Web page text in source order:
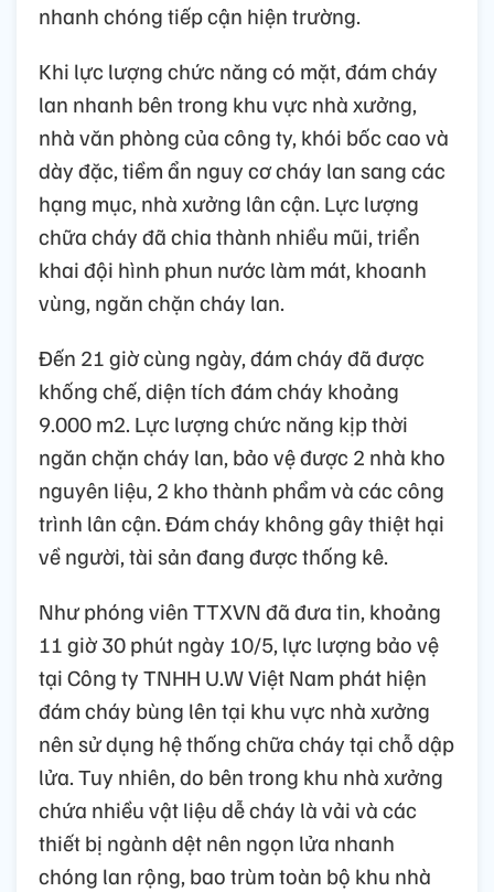
nhanh chóng tiếp cận hiện trường.
Khi lực lượng chức năng có mặt, đám cháy
lan nhanh bên trong khu vực nhà xưởng,
nhà văn phòng của công ty, khói bốc cao và
dày đặc, tiềm ẩn nguy cơ cháy lan sang các
hạng mục, nhà xưởng lân cận. Lực lượng
chữa cháy đã chia thành nhiều mũi, triển
khai đội hình phun nước làm mát, khoanh
vùng, ngăn chặn cháy lan.
Đến 21 giờ cùng ngày, đám cháy đã được
khống chế, diện tích đám cháy khoảng
9.000 m2. Lực lượng chức năng kịp thời
ngăn chặn cháy lan, bảo vệ được 2 nhà kho
nguyên liệu, 2 kho thành phẩm và các công
trình lân cận. Đám cháy không gây thiệt hại
về người, tài sản đang được thống kê.
Như phóng viên TTXVN đã đưa tin, khoảng
11 giờ 30 phút ngày 10/5, lực lượng bảo vệ
tại Công ty TNHH U.W Việt Nam phát hiện
đám cháy bùng lên tại khu vực nhà xưởng
nên sử dụng hệ thống chữa cháy tại chỗ dập
lửa. Tuy nhiên, do bên trong khu nhà xưởng
chứa nhiều vật liệu dễ cháy là vải và các
thiết bị ngành dệt nên ngọn lửa nhanh
chóng lan rộng, bao trùm toàn bộ khu nhà